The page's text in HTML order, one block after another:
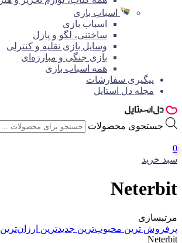
اسباب بازی
اسباب بازی
ساختنی، لگو و پازل
وسایل بازی نقلیه و کنترلی
بازی جنگی و مبارزه‌ای
همه اسباب بازی
پیگیری سفارشات
مجله دل استایل
جستجوی محصولات
0
سبد خرید
Neterbit
مرتبسازی
پرفروش ترین محبوب‌ترین جدیدترین ارزان‌ترین
Neterbit